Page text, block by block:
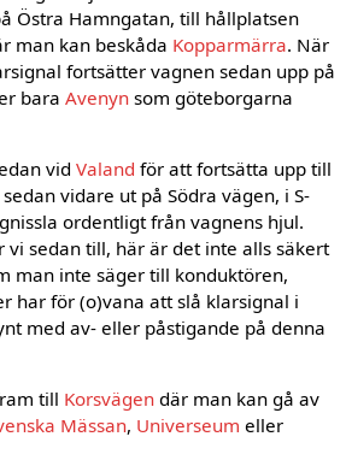
Östra Hamngatan, till hållplatsen
man kan beskåda Kopparmärra. När
fortsätter vagnen sedan upp på
bara Avenynsom göteborgarna
vid Valand för att fortsätta upp till
vidare ut på Södra vägen, i S-
ordentligt från vagnens hjul.
sedan till, här är det inte alls säkert
man inte säger till konduktören,
har för (o)vana att slå klarsignal i
med av- eller påstigande på denna
till Korsvägendär man kan gå av
Mässan, Universeum eller